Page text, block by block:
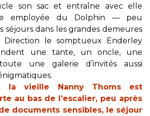
son sac et entraîne avec elle
employée du Dolphin — peu
séjours dans les grandes demeures
Direction le somptueux Enderley
une tante, un oncle, une
une galerie d’invités aussi
la vieille Nanny Thoms est
au bas de l’escalier, peu après
documents sensibles, le séjour